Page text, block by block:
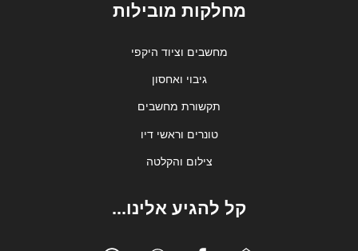
מחלקות מובילות
מחשבים וציוד היקפי
גיבוי ואחסון
תקשורת מחשבים
טונרים וראשי דיו
צילום והקלטה
קל להגיע אלינו...